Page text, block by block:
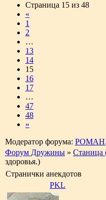
Страница 15 из 48
«
1
2
…
13
14
15
16
17
…
47
48
»
Модератор форума: РОМАН,
Форум Дружины » Станица
здоровья.)
Странички анекдотов
PKL